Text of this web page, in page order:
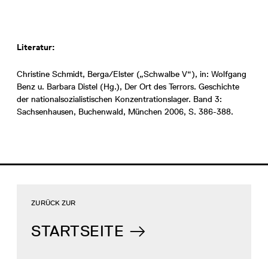
Literatur:
Christine Schmidt, Berga/Elster („Schwalbe V“), in: Wolfgang
Benz u. Barbara Distel (Hg.), Der Ort des Terrors. Geschichte
der nationalsozialistischen Konzentrationslager. Band 3:
Sachsenhausen, Buchenwald, München 2006, S. 386-388.
STARTSEITE
ZURÜCK ZUR